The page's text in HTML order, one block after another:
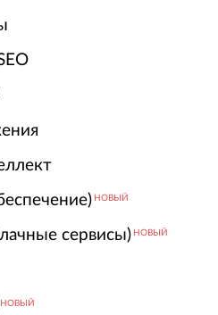
НОВЫЙ
сервисы) НОВЫЙ
НОВЫЙ